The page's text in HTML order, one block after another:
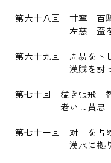
第六十八回 甘寧 百
左慈 盃を擲げ
第六十九回 周易を
漢賊を討って
第七十回 猛き張飛 智
老いし黄忠 計を
第七十一回 対山を占
漢水に拠りて